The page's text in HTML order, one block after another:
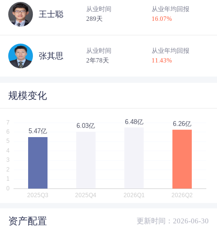
王士聪
从业时间
289天
从业年均回报
16.07%
张其思
从业时间
2年78天
从业年均回报
11.43%
规模变化
资产配置 更新时间：2026-06-30